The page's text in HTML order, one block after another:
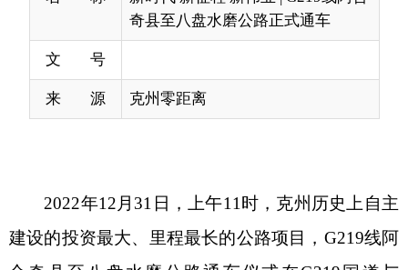
2022年12月31日，上午11时，克州历史上自主
建设的投资最大、里程最长的公路项目，G219线阿
克州人民政府副州长哈力旦·吐尔逊出席开通仪
式并宣布G219线阿合奇县至八盘水磨公路正式通
车。